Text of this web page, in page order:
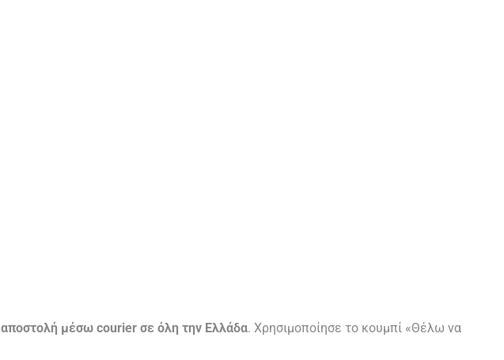
αποστολή μέσω courier σε όλη την Ελλάδα. Χρησιμοποίησε το κουμπί «Θέλω να